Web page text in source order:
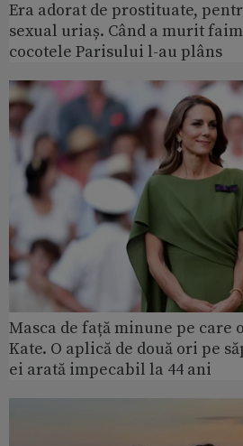
Era adorat de prostituate,
sexual uriaș. Când a murit
cocotele Parisului l-au plâns
Masca de față minune pe care
Kate. O aplică de două ori pe
ei arată impecabil la 44 ani